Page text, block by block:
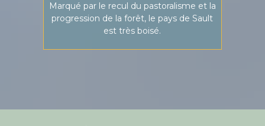
Marqué par le recul du pastoralisme et la
progression de la forêt, le pays de Sault
est très boisé.